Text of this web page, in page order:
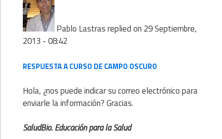
Pablo Lastrasreplied on 29 Septiembre,
2013 - 08:42
RESPUESTA A CURSO DE CAMPO OSCURO
Hola, ¿nos puede indicar su correo electrónico para
enviarle la información? Gracias.
SaludBio. Educación para la Salud